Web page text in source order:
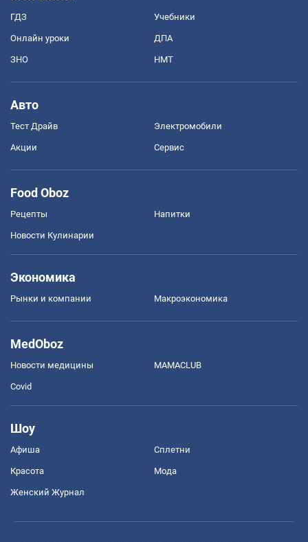
ГДЗ Учебники
Онлайн уроки ДПА
ЗНО НМТ
Авто
Тест Драйв Электромобили
Акции Сервис
Food Oboz
Рецепты Напитки
Новости Кулинарии
Экономика
Рынки и компании Mакроэкономика
MedOboz
Новости медицины MAMACLUB
Covid
Шоу
Афиша Сплетни
Красота Мода
Женский Журнал